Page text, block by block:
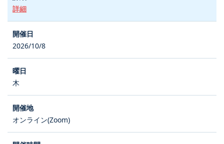
詳細
2026/10/8
木
オンライン(Zoom)